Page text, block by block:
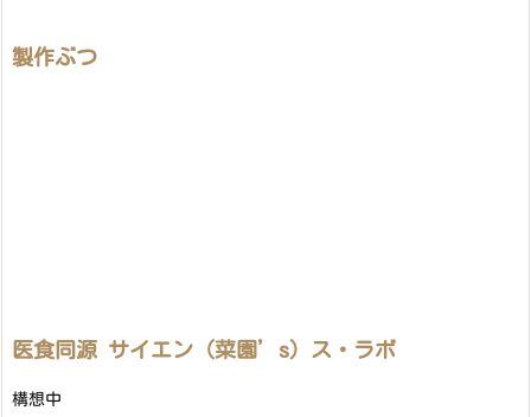
製作ぶつ
医食同源 サイエン（菜園’s）ス・ラボ
構想中